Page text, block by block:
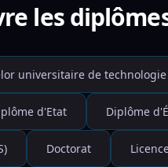
les
universitaire de technologie
d'Etat Diplôme
Doctorat